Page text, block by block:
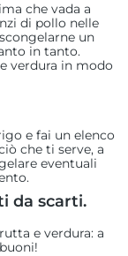
che vada a
di pollo nelle
un
in tanto.
verdura in modo
e fai un elenco
che ti serve, a
eventuali
da scarti.
e verdura: a